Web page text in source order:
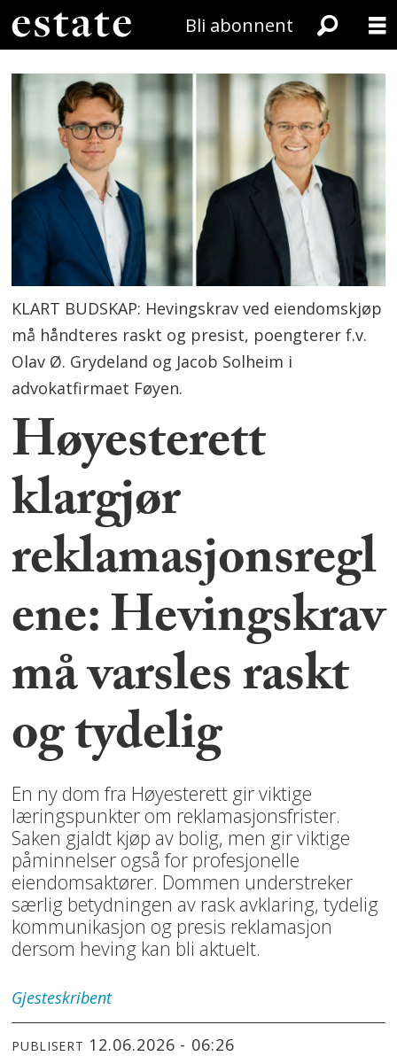
Bli abonnent
KLART BUDSKAP: Hevingskrav ved eiendomskjøp
må håndteres raskt og presist, poengterer f.v.
Olav Ø. Grydeland og Jacob Solheim i
advokatfirmaet Føyen.
Høyesterett
klargjør
reklamasjonsregl
ene: Hevingskrav
må varsles raskt
og tydelig
En ny dom fra Høyesterett gir viktige
læringspunkter om reklamasjonsfrister.
Saken gjaldt kjøp av bolig, men gir viktige
påminnelser også for profesjonelle
eiendomsaktører. Dommen understreker
særlig betydningen av rask avklaring, tydelig
kommunikasjon og presis reklamasjon
dersom heving kan bli aktuelt.
Gjesteskribent
PUBLISERT 12.06.2026 - 06:26